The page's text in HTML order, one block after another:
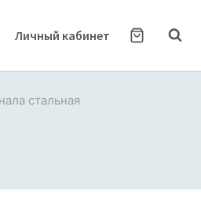
Личный кабинет
стальная